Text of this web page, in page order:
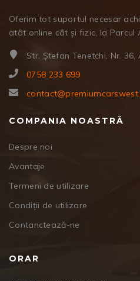
Oferim tot suportul necesar
atât online cât și fizic, la Parcul
Str. Ștefan Tenetchi, Nr.
0758 233 699
COMPANIA NOASTRĂ
Despre noi
Avantaje
Termeni de utilizare
Condiții de utilizare
Contanctează-ne
ORAR